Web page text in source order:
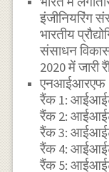
इंजीनियरिंग
भारतीय
संसाधन
2020 में जारी
एनआईआरएफ
रैंक 1:
रैंक 2:
रैंक 3:
रैंक 4:
रैंक 5: